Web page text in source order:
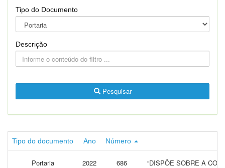
Tipo do Documento
Descrição
Pesquisar
Tipo do documento Ano Número
Portaria 2022 686 “DISPÕE SOBRE A